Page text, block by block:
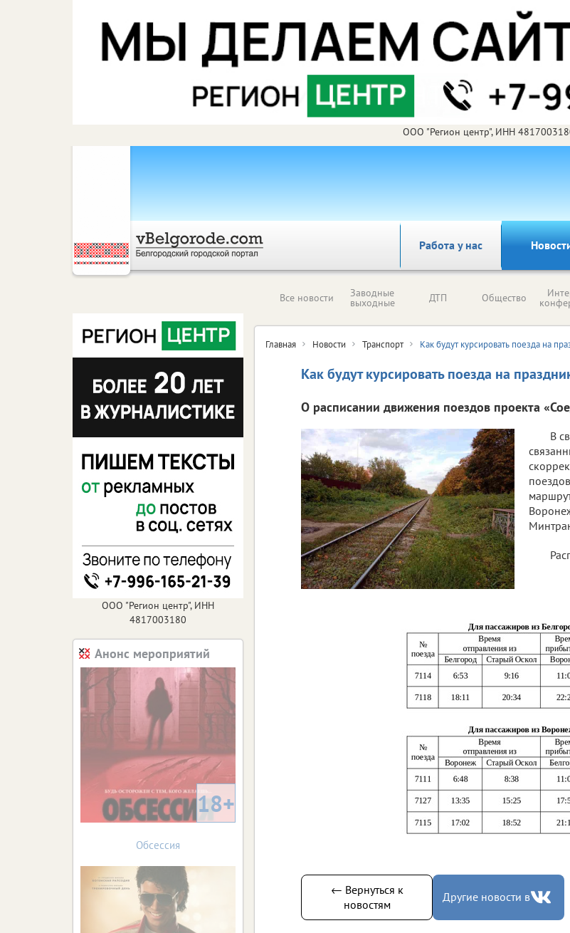
ООО "Регион центр", ИНН
Работа у нас
Все новости Заводные
выходные ДТП Общество
Главная Новости Транспорт Как будут курсировать поезда на
Как будут курсировать поезда на
О расписании движения поездов проекта
В
← Вернуться к
новостям
Другие новости в
ООО "Регион центр", ИНН
4817003180
Анонс мероприятий
18+
Обсессия